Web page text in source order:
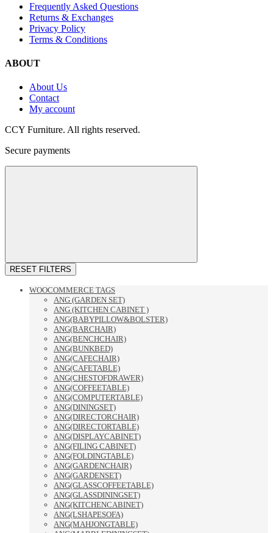
Frequently Asked Questions
Returns & Exchanges
Privacy Policy
Terms & Conditions
ABOUT
About Us
Contact
My account
CCY Furniture. All rights reserved.
Secure payments
RESET FILTERS
WOOCOMMERCE TAGS
ANG (GARDEN SET)
ANG (KITCHEN CABINET )
ANG(BABYPILLOW&BOLSTER)
ANG(BARCHAIR)
ANG(BENCHCHAIR)
ANG(BUNKBED)
ANG(CAFECHAIR)
ANG(CAFETABLE)
ANG(CHESTOFDRAWER)
ANG(COFFEETABLE)
ANG(COMPUTERTABLE)
ANG(DININGSET)
ANG(DIRECTORCHAIR)
ANG(DIRECTORTABLE)
ANG(DISPLAYCABINET)
ANG(FILING CABINET)
ANG(FOLDINGTABLE)
ANG(GARDENCHAIR)
ANG(GARDENSET)
ANG(GLASSCOFFEETABLE)
ANG(GLASSDININGSET)
ANG(KITCHENCABINET)
ANG(LSHAPESOFA)
ANG(MAHJONGTABLE)